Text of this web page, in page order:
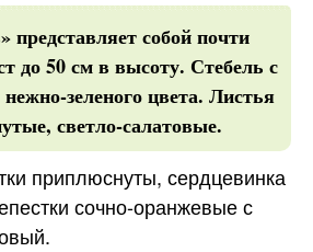
собой почти
до 50 см в высоту. Стебель с
зеленого цвета. Листья
светло-салатовые.
приплюснуты, сердцевинка
сочно-оранжевые с